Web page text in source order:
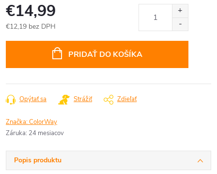
€14,99
€12,19 bez DPH
PRIDAŤ DO KOŠÍKA
Opýtať sa Strážiť Zdieľať
Značka:ColorWay
Záruka: 24 mesiacov
Popis produktu